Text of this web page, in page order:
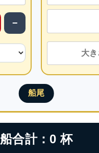
−
船合計：0 杯